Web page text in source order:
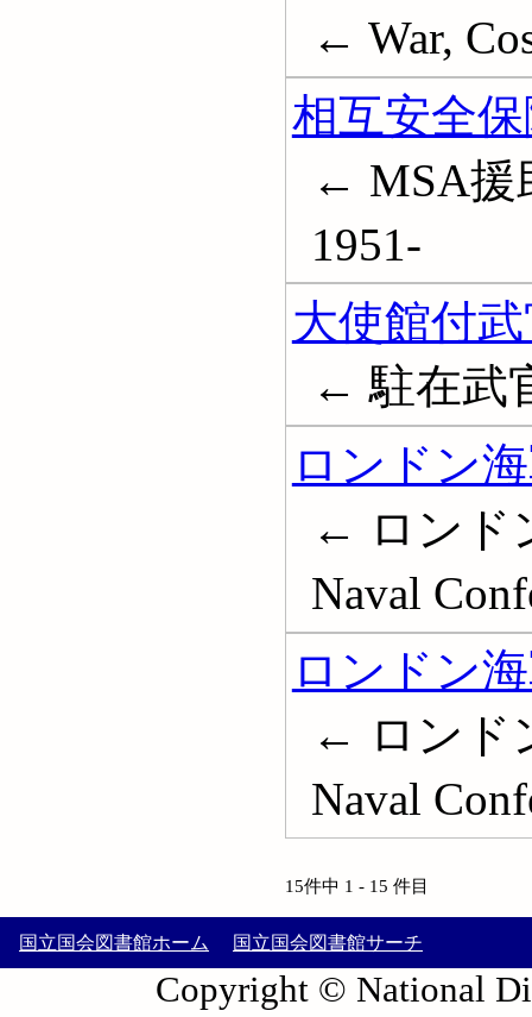
← War,
相互安全
← MSA援
1951-
大使館付
← 駐在武
ロンドン
← ロンド
Naval
ロンドン
← ロンド
Naval
15件中 1 - 15 件目
国立国会図書館ホーム 国立国会図書館サーチ
Copyright © National